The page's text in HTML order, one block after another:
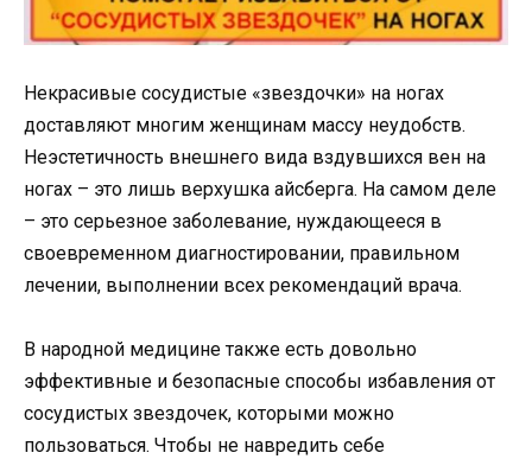
Некрасивые сосудистые «звездочки» на ногах
доставляют многим женщинам массу неудобств.
Неэстетичность внешнего вида вздувшихся вен на
ногах – это лишь верхушка айсберга. На самом деле
– это серьезное заболевание, нуждающееся в
своевременном диагностировании, правильном
лечении, выполнении всех рекомендаций врача.
В народной медицине также есть довольно
эффективные и безопасные способы избавления от
сосудистых звездочек, которыми можно
пользоваться. Чтобы не навредить себе